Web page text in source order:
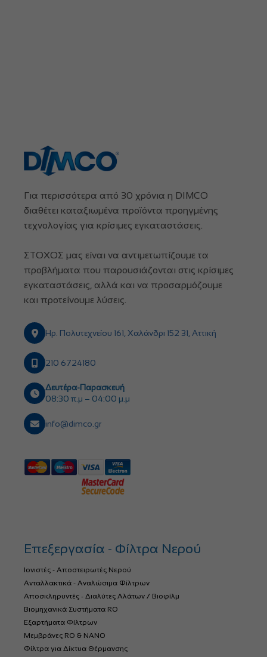
Για περισσότερα από 30 χρόνια η DIMCO
διαθέτει καταξιωμένα προϊόντα προηγμένης
τεχνολογίας για κρίσιμες εγκαταστάσεις.
ΣΤΟΧΟΣ μας είναι να αντιμετωπίζουμε τα
προβλήματα που παρουσιάζονται στις κρίσιμες
εγκαταστάσεις, αλλά και να προσαρμόζουμε
και προτείνουμε λύσεις.
Ηρ. Πολυτεχνείου 161, Χαλάνδρι 152 31, Αττική
210 6724180
Δευτέρα-Παρασκευή
08:30 π.μ – 04:00 μ.μ
info@dimco.gr
Επεξεργασία - Φίλτρα Νερού
Ιονιστές - Αποστειρωτές Νερού
Ανταλλακτικά - Αναλώσιμα Φίλτρων
Αποσκληρυντές - Διαλύτες Αλάτων / Βιοφίλμ
Βιομηχανικά Συστήματα RO
Εξαρτήματα Φίλτρων
Μεμβράνες RO & NANO
Φίλτρα για Δίκτυα Θέρμανσης